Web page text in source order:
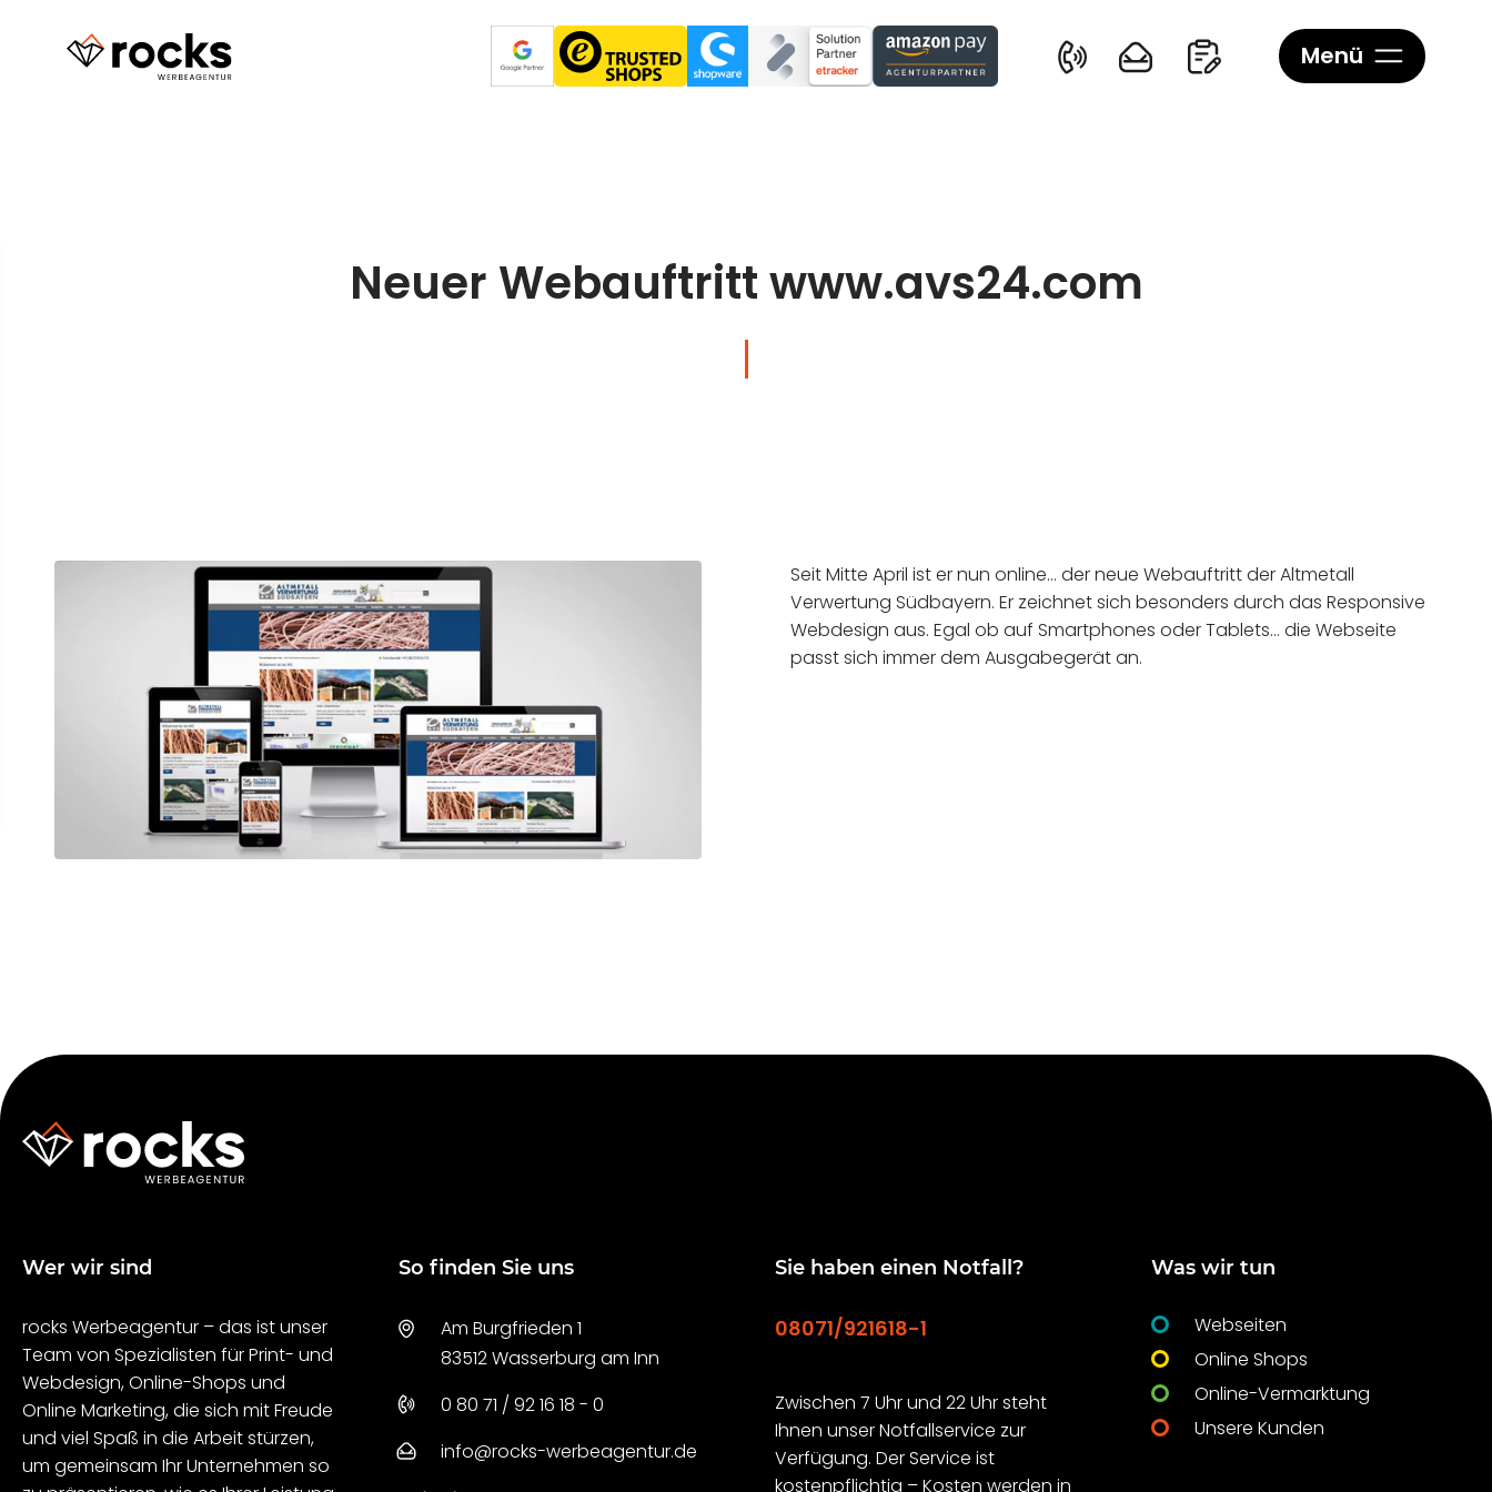
Menü
Neuer Webauftritt www.avs24.com
Seit Mitte April ist er nun online… der neue Webauftritt der Altmetall
Verwertung Südbayern. Er zeichnet sich besonders durch das Responsive
Webdesign aus. Egal ob auf Smartphones oder Tablets… die Webseite
passt sich immer dem Ausgabegerät an.
Wer wir sind
rocks Werbeagentur – das ist unser
Team von Spezialisten für Print- und
Webdesign, Online-Shops und
Online Marketing, die sich mit Freude
und viel Spaß in die Arbeit stürzen,
um gemeinsam Ihr Unternehmen so
So finden Sie uns
Am Burgfrieden 1
83512 Wasserburg am Inn
0 80 71 / 92 16 18 - 0
info@rocks-werbeagentur.de
Sie haben einen Notfall?
08071/921618-1
Zwischen 7 Uhr und 22 Uhr steht
Ihnen unser Notfallservice zur
Verfügung. Der Service ist
kostenpflichtig – Kosten werden in
Was wir tun
Webseiten
Online Shops
Online-Vermarktung
Unsere Kunden